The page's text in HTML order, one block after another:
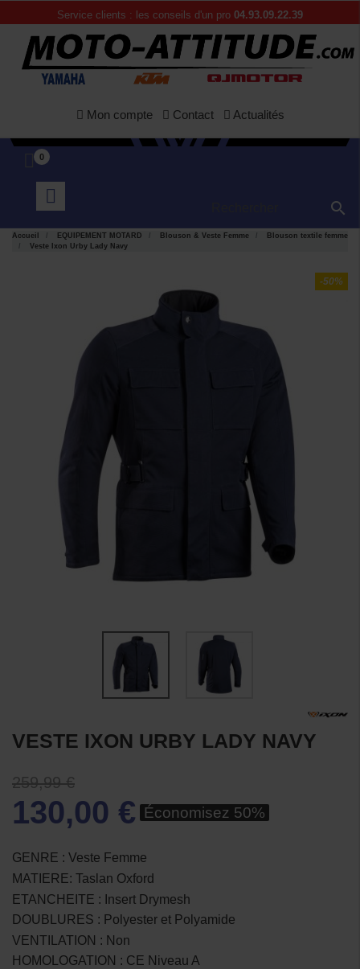
Service clients : les conseils d'un pro 04.93.09.22.39
Mon compte Contact Actualités
0

Accueil EQUIPEMENT MOTARD Blouson & Veste Femme
Blouson textile femme
Veste Ixon Urby Lady Navy
-50%
VESTE IXON URBY LADY NAVY
259,99 €
130,00 € Économisez 50%
GENRE : Veste Femme
MATIERE: Taslan Oxford
ETANCHEITE : Insert Drymesh
DOUBLURES : Polyester et Polyamide
VENTILATION : Non
HOMOLOGATION : CE Niveau A